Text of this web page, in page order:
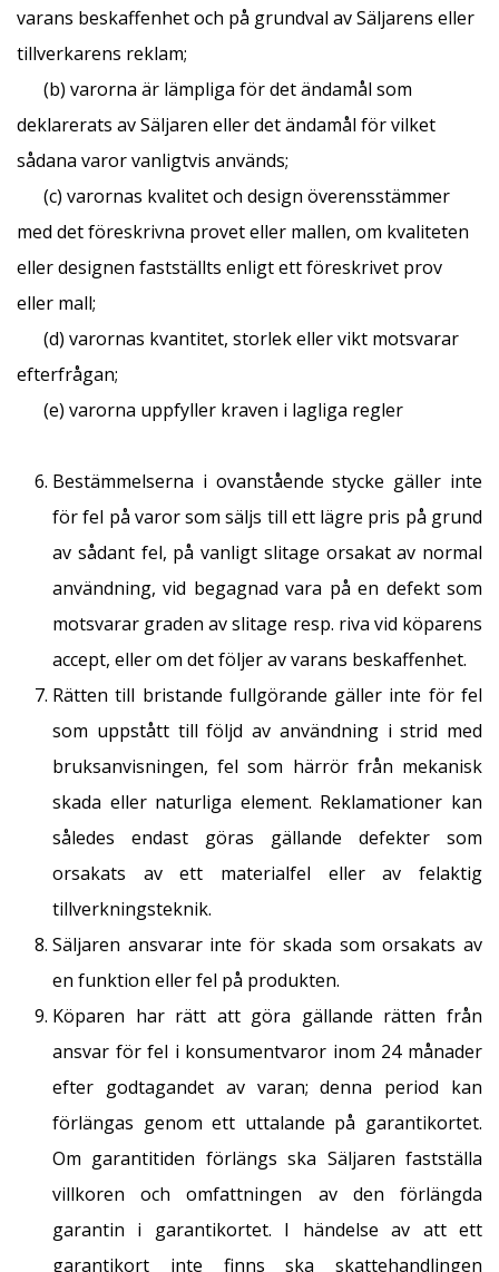
varans beskaffenhet och på grundval av Säljarens eller
tillverkarens reklam;
(b) varorna är lämpliga för det ändamål som
deklarerats av Säljaren eller det ändamål för vilket
sådana varor vanligtvis används;
(c) varornas kvalitet och design överensstämmer
med det föreskrivna provet eller mallen, om kvaliteten
eller designen fastställts enligt ett föreskrivet prov
eller mall;
(d) varornas kvantitet, storlek eller vikt motsvarar
efterfrågan;
(e) varorna uppfyller kraven i lagliga regler
Bestämmelserna i ovanstående stycke gäller inte
för fel på varor som säljs till ett lägre pris på grund
av sådant fel, på vanligt slitage orsakat av normal
användning, vid begagnad vara på en defekt som
motsvarar graden av slitage resp. riva vid köparens
accept, eller om det följer av varans beskaffenhet.
Rätten till bristande fullgörande gäller inte för fel
som uppstått till följd av användning i strid med
bruksanvisningen, fel som härrör från mekanisk
skada eller naturliga element. Reklamationer kan
således endast göras gällande defekter som
orsakats av ett materialfel eller av felaktig
tillverkningsteknik.
Säljaren ansvarar inte för skada som orsakats av
en funktion eller fel på produkten.
Köparen har rätt att göra gällande rätten från
ansvar för fel i konsumentvaror inom 24 månader
efter godtagandet av varan; denna period kan
förlängas genom ett uttalande på garantikortet.
Om garantitiden förlängs ska Säljaren fastställa
villkoren och omfattningen av den förlängda
garantin i garantikortet. I händelse av att ett
garantikort inte finns ska skattehandlingen